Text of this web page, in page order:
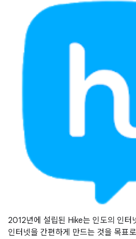
2012년에 설립된 Hike는 인도의 인터
인터넷을 간편하게 만드는 것을 목표